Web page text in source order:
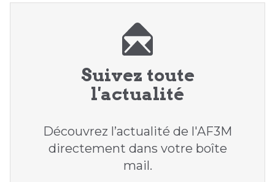
Suivez toute
l'actualité
Découvrez l’actualité de l'AF3M
directement dans votre boîte
mail.